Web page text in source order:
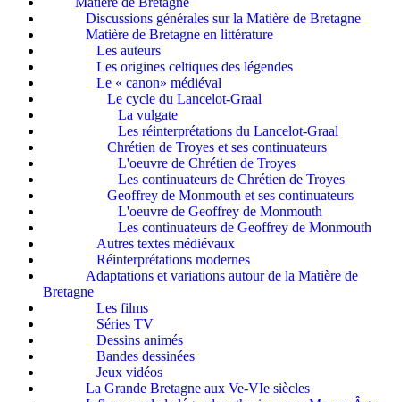
Discussions générales sur la Matière de Bretagne
Matière de Bretagne en littérature
Les auteurs
Les origines celtiques des légendes
Le « canon» médiéval
Le cycle du Lancelot-Graal
La vulgate
Les réinterprétations du Lancelot-Graal
Chrétien de Troyes et ses continuateurs
L'oeuvre de Chrétien de Troyes
Les continuateurs de Chrétien de Troyes
Geoffrey de Monmouth et ses continuateurs
L'oeuvre de Geoffrey de Monmouth
Les continuateurs de Geoffrey de Monmouth
Autres textes médiévaux
Réinterprétations modernes
Adaptations et variations autour de la Matière de
Bretagne
Les films
Séries TV
Dessins animés
Bandes dessinées
Jeux vidéos
La Grande Bretagne aux Ve-VIe siècles